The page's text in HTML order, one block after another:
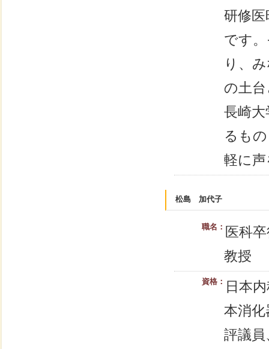
研修
です
り、
の土
長崎
るも
軽に
松島 加代子
職名： 医科
教授
資格：
日本
本消化
評議員